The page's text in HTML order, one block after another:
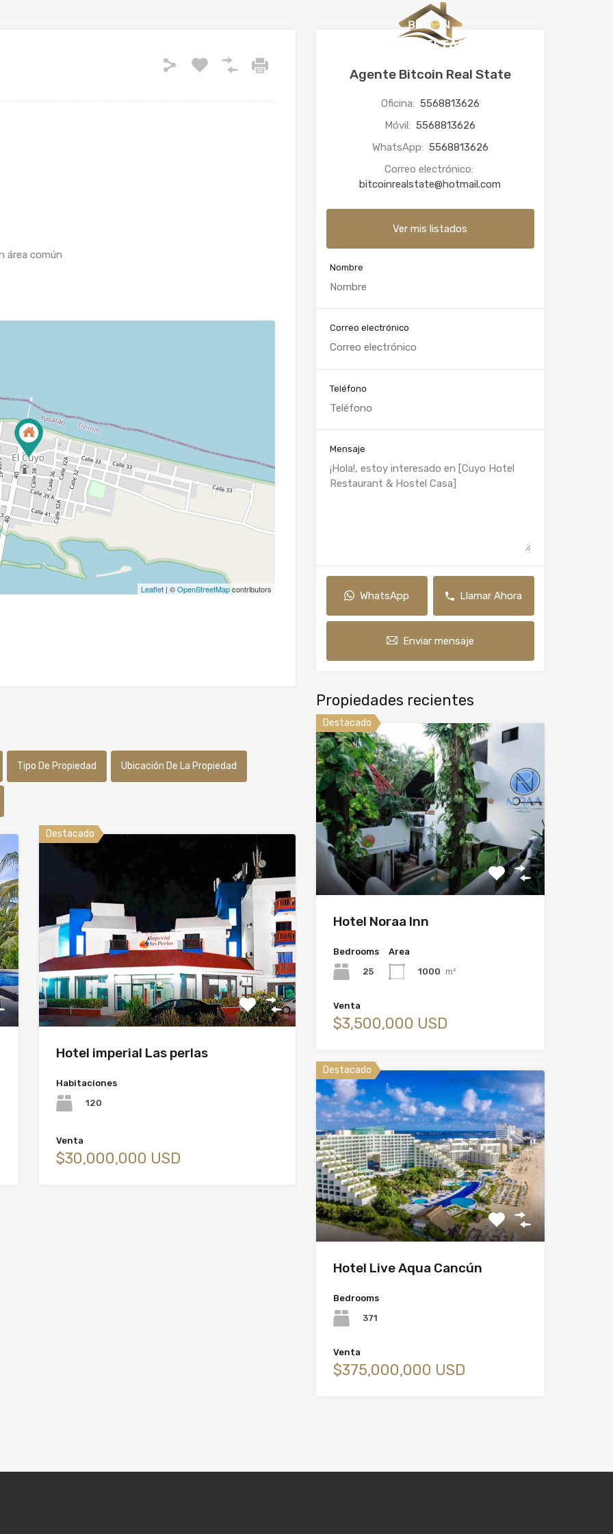
área común
Leaflet| ©OpenStreetMapcontributors
Tipo De Propiedad Ubicación De La Propiedad
Destacado
Hotel imperial Las perlas
Habitaciones
120
Venta
$30,000,000 USD
Agente Bitcoin Real State
Oficina: 5568813626
Móvil: 5568813626
WhatsApp: 5568813626
Correo electrónico:
bitcoinrealstate@hotmail.com
Ver mis listados
Nombre
Correo electrónico
Teléfono
Mensaje
WhatsApp Llamar Ahora
Enviar mensaje
Propiedades recientes
Destacado
Hotel Noraa Inn
Bedrooms
25
Area
1000 m²
Venta
$3,500,000 USD
Destacado
Hotel Live Aqua Cancún
Bedrooms
371
Venta
$375,000,000 USD